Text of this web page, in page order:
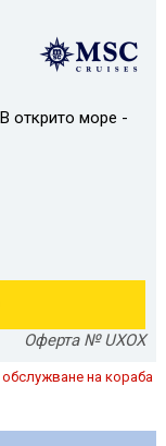
открито море -
Оферта № UXOX
на кораба